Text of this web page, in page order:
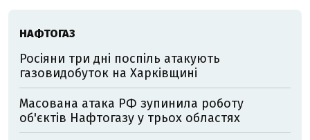
НАФТОГАЗ
Росіяни три дні поспіль атакують
газовидобуток на Харківщині
Масована атака РФ зупинила роботу
об'єктів Нафтогазу у трьох областях